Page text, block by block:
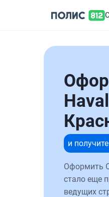
и
Оформить
стало еще
ведущих